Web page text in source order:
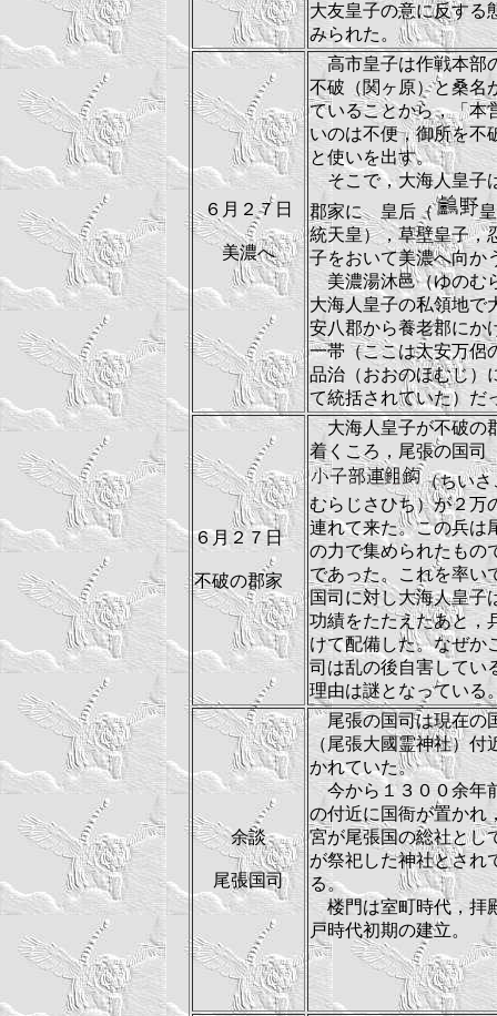
大友皇子の意に反する
みられた。
６月２７日
美濃へ
高市皇子は作戦本部
不破（関ヶ原）と桑名
ていることから，「本
いのは不便，御所を不
と使いを出す。
そこで，大海人皇子
郡家に 皇后（
統天皇），草壁皇子，
子をおいて美濃へ向か
美濃湯沐邑（ゆのむ
大海人皇子の私領地で
安八郡から養老郡にか
一帯（ここは太安万侶
品治（おおのほむじ）
て統括されていた）だ
６月２７日
不破の郡家
大海人皇子が不破の
着くころ，尾張の国司
（ちいさ
むらじさひち）が２万
連れて来た。この兵は
の力で集められたもの
であった。これを率い
国司に対し大海人皇子
功績をたたえたあと，
けて配備した。なぜか
司は乱の後自害してい
理由は謎となっている
余談
尾張国司
尾張の国司は現在の
（尾張大國霊神社）付
かれていた。
今から１３００余年
の付近に国衙が置かれ
宮が尾張国の総社とし
が祭祀した神社とされ
る。
楼門は室町時代，拝
戸時代初期の建立。